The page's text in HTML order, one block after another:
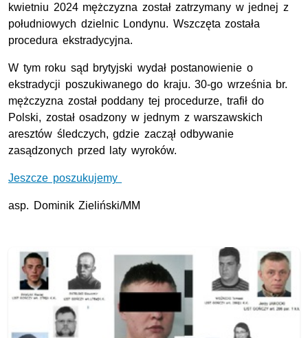
kwietniu 2024 mężczyzna został zatrzymany w jednej z
południowych dzielnic Londynu. Wszczęta została
procedura ekstradycyjna.
W tym roku sąd brytyjski wydał postanowienie o
ekstradycji poszukiwanego do kraju. 30-go września br.
mężczyzna został poddany tej procedurze, trafił do
Polski, został osadzony w jednym z warszawskich
aresztów śledczych, gdzie zaczął odbywanie
zasądzonych przed laty wyroków.
Jeszcze poszukujemy
asp. Dominik Zieliński/MM